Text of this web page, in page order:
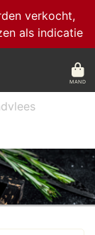
verkocht,
als indicatie
MAND